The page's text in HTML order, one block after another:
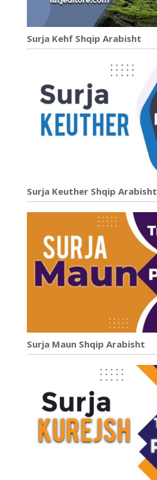
Surja Kehf Shqip Arabisht
Surja Keuther Shqip Arabisht
Surja Maun Shqip Arabisht